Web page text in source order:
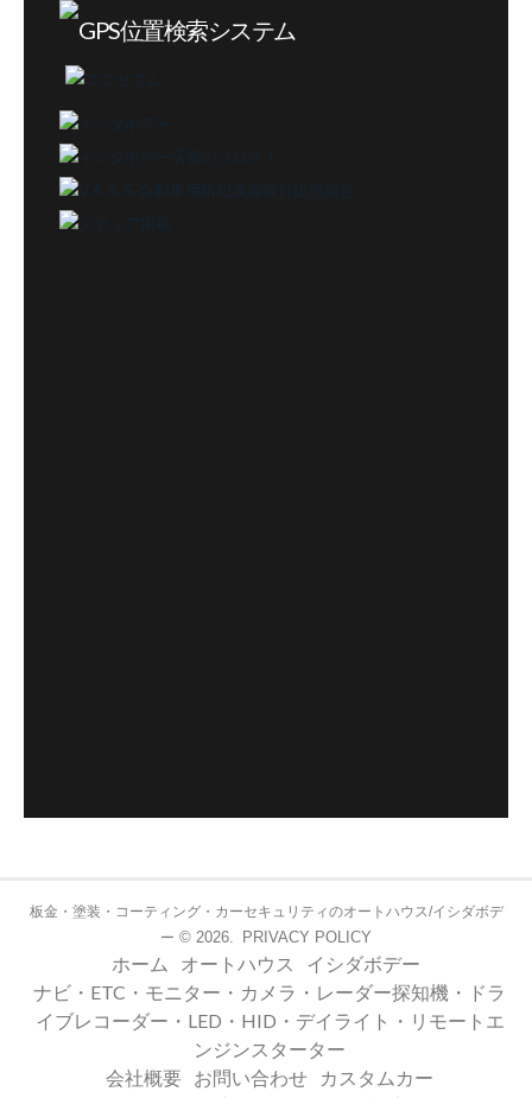
板金・塗装・コーティング・カーセキュリティのオートハウス/イシダボデ
ー © 2026. PRIVACY POLICY
ホーム オートハウス
イシダボデー
ナビ・ETC・モニター・カメラ・レーダー探知機・ドラ
イブレコーダー・LED・HID・デイライト・リモートエ
ンジンスターター
会社概要
お問い合わせ
カスタムカー